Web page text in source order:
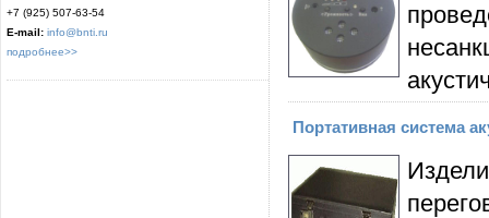
+7 (925) 507-63-54
E-mail: info@bnti.ru
подробнее>>
Портативная система